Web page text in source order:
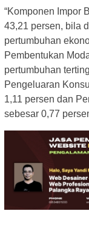
“Komponen Impor
43,21 persen, bila
pertumbuhan
Pembentukan
pertumbuhan
Pengeluaran
1,11 persen dan
sebesar 0,77